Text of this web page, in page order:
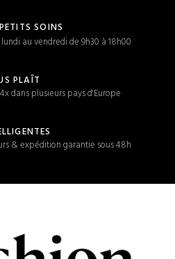
SOINS
au vendredi de 9h30 à 18h00
PLAÎT
dans plusieurs pays d'Europe
& expédition garantie sous 48h